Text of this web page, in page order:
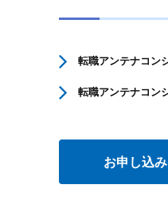
転職アンテナコン
転職アンテナコン
お申し込